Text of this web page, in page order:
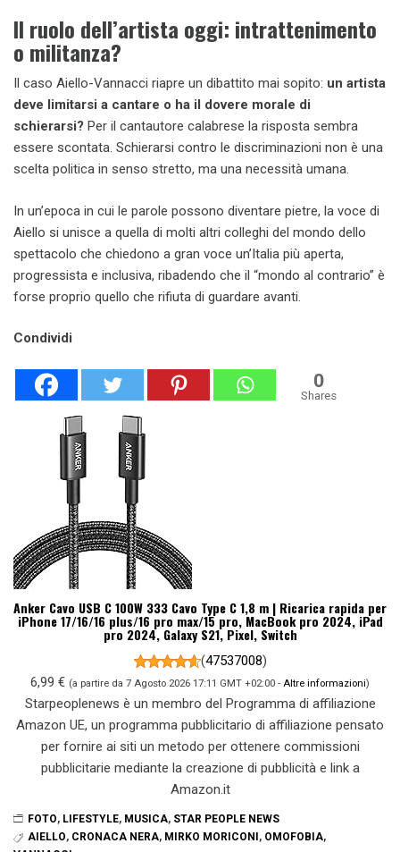
Il ruolo dell’artista oggi: intrattenimento
o militanza?
Il caso Aiello-Vannacci riapre un dibattito mai sopito: un artista
deve limitarsi a cantare o ha il dovere morale di
schierarsi? Per il cantautore calabrese la risposta sembra
essere scontata. Schierarsi contro le discriminazioni non è una
scelta politica in senso stretto, ma una necessità umana.
In un’epoca in cui le parole possono diventare pietre, la voce di
Aiello si unisce a quella di molti altri colleghi del mondo dello
spettacolo che chiedono a gran voce un’Italia più aperta,
progressista e inclusiva, ribadendo che il “mondo al contrario” è
forse proprio quello che rifiuta di guardare avanti.
Condividi
0
Shares
Anker Cavo USB C 100W 333 Cavo Type C 1,8 m | Ricarica rapida per
iPhone 17/16/16 plus/16 pro max/15 pro, MacBook pro 2024, iPad
pro 2024, Galaxy S21, Pixel, Switch
(47537008)
6,99 € (a partire da 7 Agosto 2026 17:11 GMT +02:00 - Altre informazioni)
Starpeoplenews è un membro del Programma di affiliazione
Amazon UE, un programma pubblicitario di affiliazione pensato
per fornire ai siti un metodo per ottenere commissioni
pubblicitarie mediante la creazione di pubblicità e link a
Amazon.it
FOTO, LIFESTYLE, MUSICA, STAR PEOPLE NEWS
AIELLO, CRONACA NERA, MIRKO MORICONI , OMOFOBIA,